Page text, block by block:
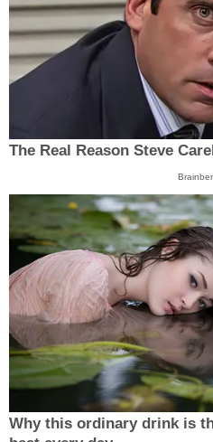
The Real Reason Steve
Why this ordinary drink is